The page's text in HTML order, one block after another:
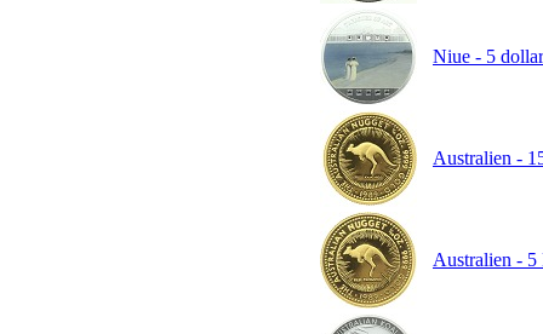
Niue - 5
Australien -
Australien -